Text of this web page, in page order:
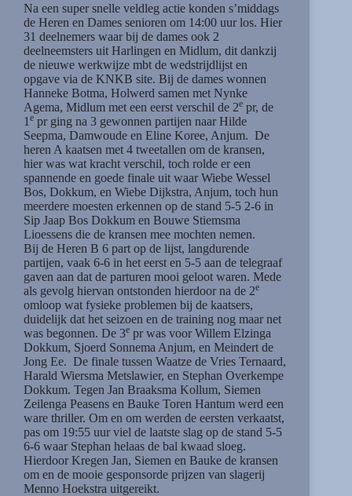
Na een super snelle veldleg actie konden s’middags
de Heren en Dames senioren om 14:00 uur los. Hier
31 deelnemers waar bij de dames ook 2
deelneemsters uit Harlingen en Midlum, dit dankzij
de nieuwe werkwijze mbt de wedstrijdlijst en
opgave via de KNKB site. Bij de dames wonnen
Hanneke Botma, Holwerd samen met Nynke
Agema, Midlum met een eerst verschil de 2e pr, de
1 e pr ging na 3 gewonnen partijen naar Hilde
Seepma, Damwoude en Eline Koree, Anjum. De
heren A kaatsen met 4 tweetallen om de kransen,
hier was wat kracht verschil, toch rolde er een
spannende en goede finale uit waar Wiebe Wessel
Bos, Dokkum, en Wiebe Dijkstra, Anjum, toch hun
meerdere moesten erkennen op de stand 5-5 2-6 in
Sip Jaap Bos Dokkum en Bouwe Stiemsma
Lioessens die de kransen mee mochten nemen.
Bij de Heren B 6 part op de lijst, langdurende
partijen, vaak 6-6 in het eerst en 5-5 aan de telegraaf
gaven aan dat de parturen mooi geloot waren. Mede
als gevolg hiervan ontstonden hierdoor na de 2e
omloop wat fysieke problemen bij de kaatsers,
duidelijk dat het seizoen en de training nog maar net
was begonnen. De 3e pr was voor Willem Elzinga
Dokkum, Sjoerd Sonnema Anjum, en Meindert de
Jong Ee. De finale tussen Waatze de Vries Ternaard,
Harald Wiersma Metslawier, en Stephan Overkempe
Dokkum. Tegen Jan Braaksma Kollum, Siemen
Zeilenga Peasens en Bauke Toren Hantum werd een
ware thriller. Om en om werden de eersten verkaatst,
pas om 19:55 uur viel de laatste slag op de stand 5-5
6-6 waar Stephan helaas de bal kwaad sloeg.
Hierdoor Kregen Jan, Siemen en Bauke de kransen
om en de mooie gesponsorde prijzen van slagerij
Menno Hoekstra uitgereikt.